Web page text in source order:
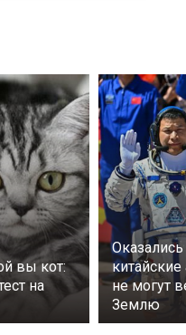
вы кот:
на
не могут
Землю